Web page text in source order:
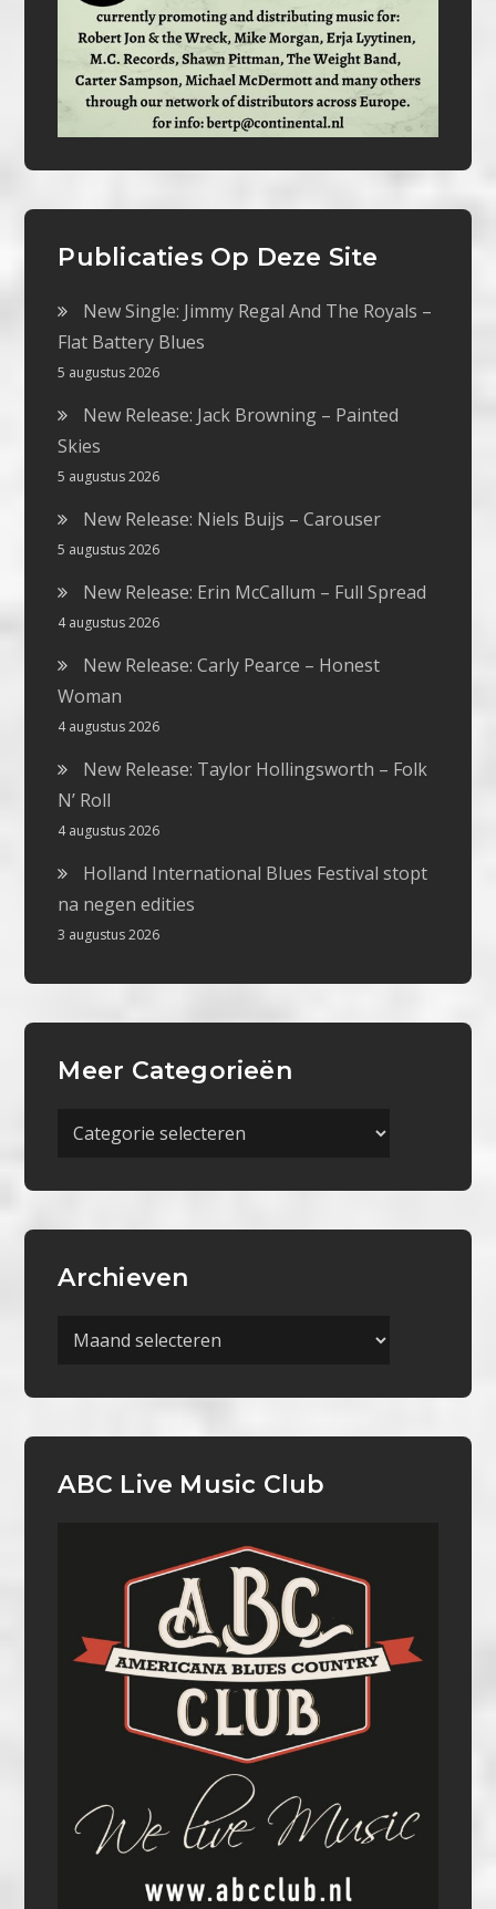
Publicaties Op Deze Site
New Single: Jimmy Regal And The Royals –
Flat Battery Blues
5 augustus 2026
New Release: Jack Browning – Painted
Skies
5 augustus 2026
New Release: Niels Buijs – Carouser
5 augustus 2026
New Release: Erin McCallum – Full Spread
4 augustus 2026
New Release: Carly Pearce – Honest
Woman
4 augustus 2026
New Release: Taylor Hollingsworth – Folk
N’ Roll
4 augustus 2026
Holland International Blues Festival stopt
na negen edities
3 augustus 2026
Meer Categorieën
Meer
Archieven
Archieven
ABC Live Music Club